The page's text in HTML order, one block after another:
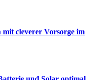
cleverer Vorsorge im